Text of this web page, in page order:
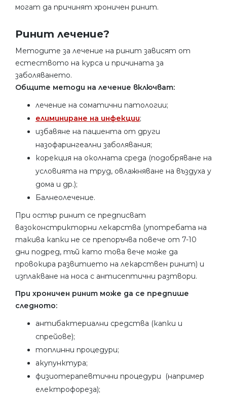
могат да причинят хроничен ринит.
Ринит лечение?
Методите за лечение на ринит зависят от
естеството на курса и причината за
заболяването.
Общите методи на лечение включват:
лечение на соматични патологии;
елиминиране на инфекции;
избавяне на пациента от други
назофарингеални заболявания;
корекция на околната среда (подобряване на
условията на труд, овлажняване на въздуха у
дома и др.);
Балнеолечение.
При остър ринит се предписват
вазоконстрикторни лекарства (употребата на
такива капки не се препоръчва повече от 7-10
дни подред, тъй като това вече може да
провокира развитието на лекарствен ринит) и
изплакване на носа с антисептични разтвори.
При хроничен ринит може да се предпише
следното:
антибактериални средства (капки и
спрейове);
топлинни процедури;
акупунктура;
физиотерапевтични процедури (например
електрофореза);